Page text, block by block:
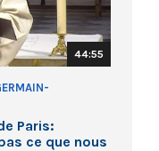
44:55
Paris:
ce que nous